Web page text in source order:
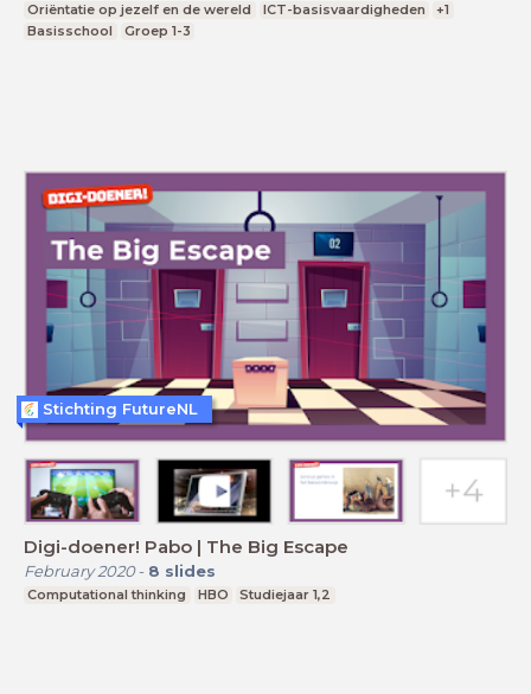
Oriëntatie op jezelf en de wereld ICT-basisvaardigheden
+1
Basisschool
Groep 1-3
Digi-doener! Pabo | The Big Escape
February 2020- 8 slides
Computational thinking HBO Studiejaar 1,2
Stichting FutureNL